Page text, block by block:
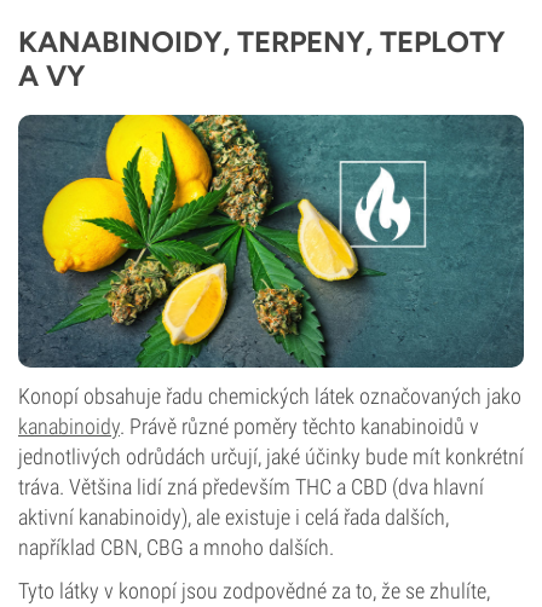
KANABINOIDY, TERPENY, TEPLOTY
A VY
Konopí obsahuje řadu chemických látek označovaných jako
kanabinoidy. Právě různé poměry těchto kanabinoidů v
jednotlivých odrůdách určují, jaké účinky bude mít konkrétní
tráva. Většina lidí zná především THC a CBD (dva hlavní
aktivní kanabinoidy), ale existuje i celá řada dalších,
například CBN, CBG a mnoho dalších.
Tyto látky v konopí jsou zodpovědné za to, že se zhulíte,